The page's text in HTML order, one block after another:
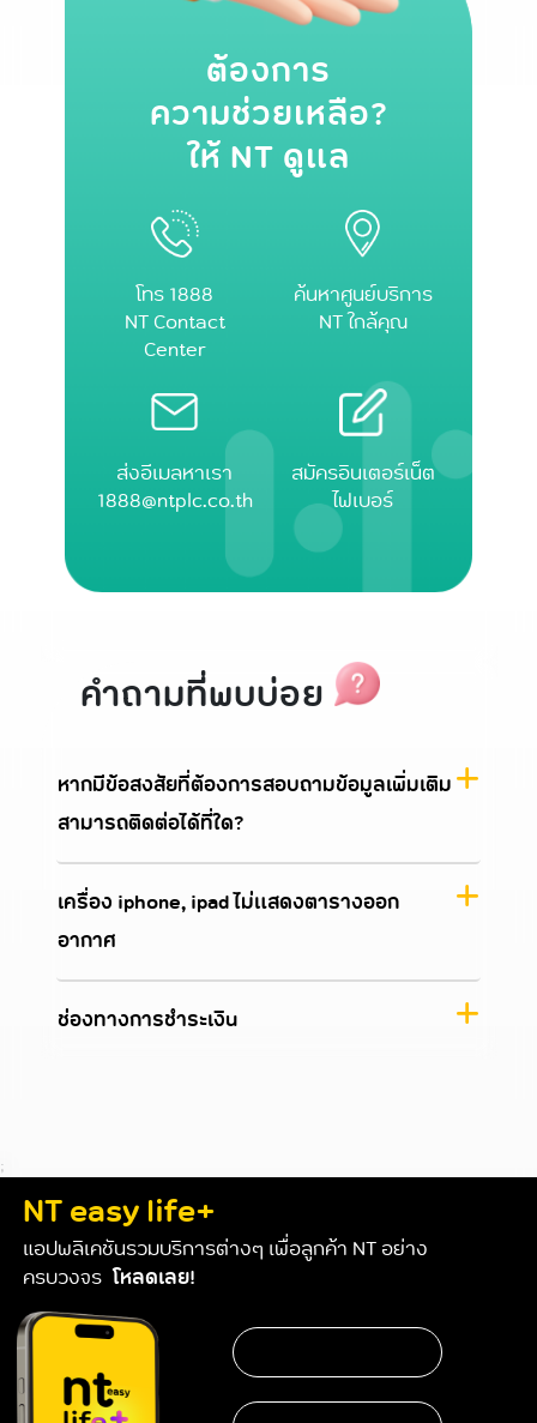
ต้องการ
ความช่วยเหลือ?
ให้ NT ดูแล
โทร 1888
NT Contact
Center
ค้นหาศูนย์บริการ
NT ใกล้คุณ
ส่งอีเมลหาเรา
1888@ntplc.co.th
สมัครอินเตอร์เน็ต
ไฟเบอร์
คำถามที่พบบ่อย
หากมีข้อสงสัยที่ต้องการสอบถามข้อมูลเพิ่มเติม
สามารถติดต่อได้ที่ใด?
เครื่อง iphone, ipad ไม่แสดงตารางออก
อากาศ
ช่องทางการชำระเงิน
https://www.nteservice.com/eservice
;
NT easy life+
แอปพลิเคชันรวมบริการต่างๆ เพื่อลูกค้า NT อย่าง
ครบวงจร โหลดเลย!